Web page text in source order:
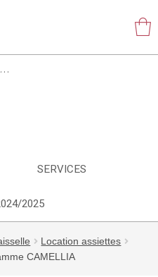
SERVICES
2025
Location assiettes
CAMELLIA